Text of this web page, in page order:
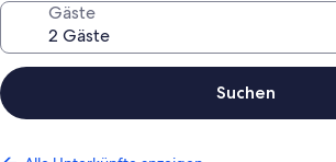
Gäste
Suchen